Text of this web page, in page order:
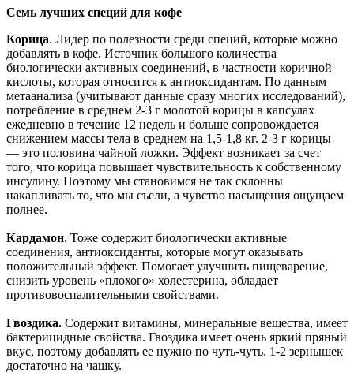
Семь лучших специй для кофе
Корица. Лидер по полезности среди специй, которые можно
добавлять в кофе. Источник большого количества
биологически активных соединений, в частности коричной
кислоты, которая относится к антиоксидантам. По данным
метаанализа (учитывают данные сразу многих исследований),
потребление в среднем 2-3 г молотой корицы в капсулах
ежедневно в течение 12 недель и больше сопровождается
снижением массы тела в среднем на 1,5-1,8 кг. 2-3 г корицы
— это половина чайной ложки. Эффект возникает за счет
того, что корица повышает чувствительность к собственному
инсулину. Поэтому мы становимся не так склонны
накапливать то, что мы съели, а чувство насыщения ощущаем
полнее.
Кардамон. Тоже содержит биологически активные
соединения, антиоксиданты, которые могут оказывать
положительный эффект. Помогает улучшить пищеварение,
снизить уровень «плохого» холестерина, обладает
противовоспалительными свойствами.
Гвоздика. Содержит витамины, минеральные вещества, имеет
бактерицидные свойства. Гвоздика имеет очень яркий пряный
вкус, поэтому добавлять ее нужно по чуть-чуть. 1-2 зернышек
достаточно на чашку.